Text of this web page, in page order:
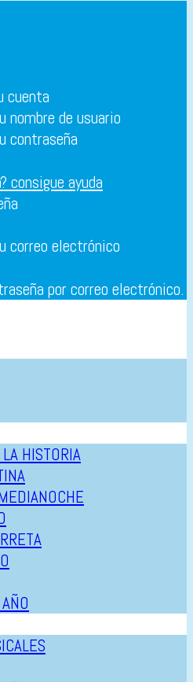
cuenta
nombre de usuario
contraseña
consigue ayuda
correo electrónico
por correo electrónico.
HISTORIA